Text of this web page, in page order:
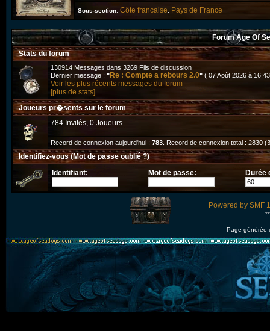
Sous-section: Côte francaise, Pays de France
Forum Age Of
Stats du forum
130914 Messages dans 3269 Fils de discussion
Dernier message : "Re : Compte a rebours 2.0" ( 07 Août 2026 à
Voir les plus récents messages du forum
[plus de stats]
Joueurs pr�sents sur le forum
784 Invités, 0 Joueurs
Record de connexion aujourd'hui : 783 . Record de connexion total : 2830
Identifiez-vous(Mot de passe oublié ?)
Identifiant:
Mot de passe: Durée
Powered by SMF
Page générée